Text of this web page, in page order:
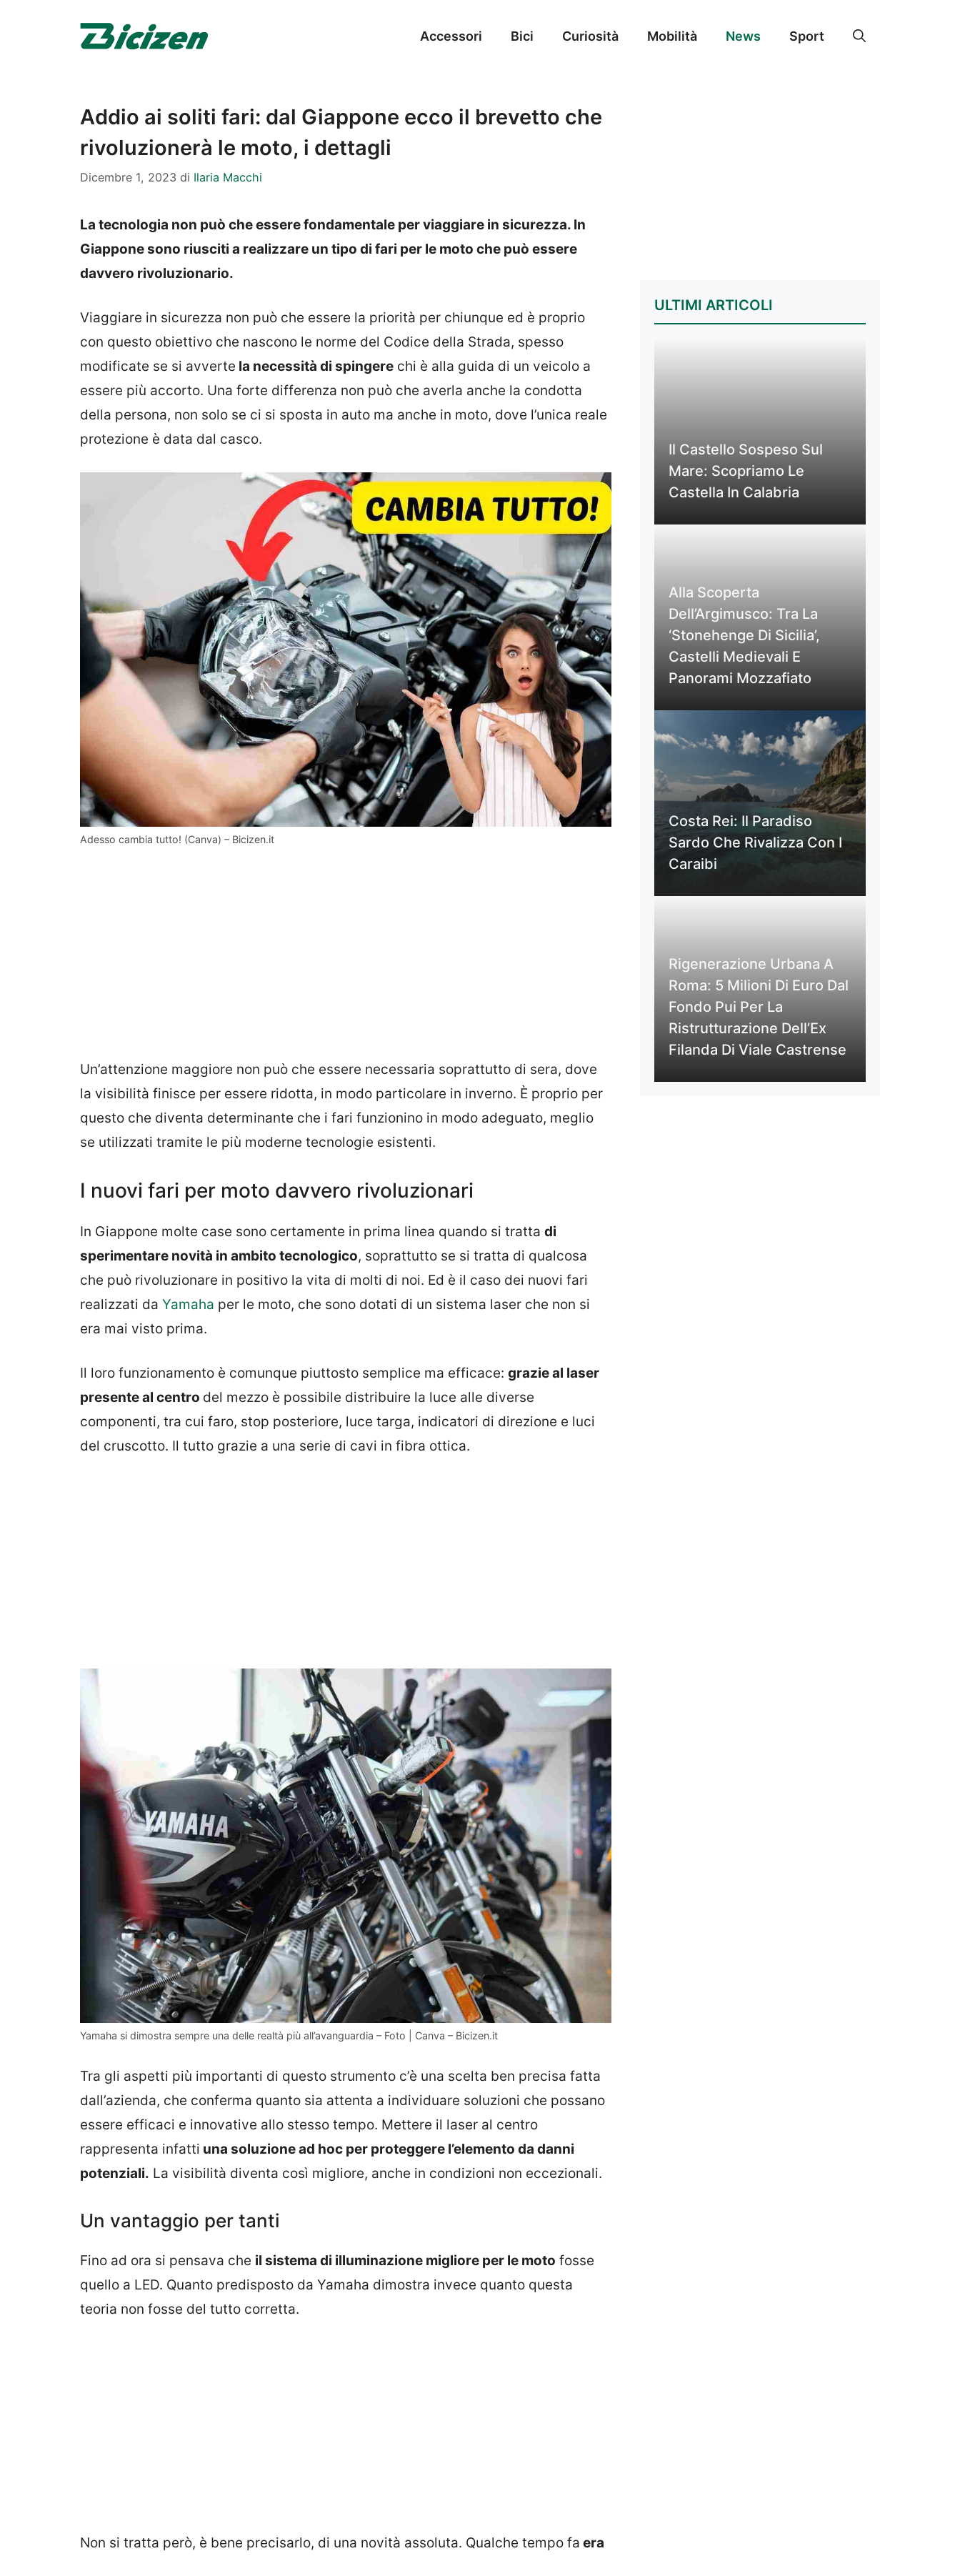
Accessori Bici Curiosità Mobilità News Sport
Addio ai soliti fari: dal Giappone ecco il brevetto che
rivoluzionerà le moto, i dettagli
Dicembre 1, 2023 di Ilaria Macchi
La tecnologia non può che essere fondamentale per viaggiare in sicurezza. In
Giappone sono riusciti a realizzare un tipo di fari per le moto che può essere
davvero rivoluzionario.
Viaggiare in sicurezza non può che essere la priorità per chiunque ed è proprio
con questo obiettivo che nascono le norme del Codice della Strada, spesso
modificate se si avverte la necessità di spingere chi è alla guida di un veicolo a
essere più accorto. Una forte differenza non può che averla anche la condotta
della persona, non solo se ci si sposta in auto ma anche in moto, dove l’unica reale
protezione è data dal casco.
Adesso cambia tutto! (Canva) – Bicizen.it
Un’attenzione maggiore non può che essere necessaria soprattutto di sera, dove
la visibilità finisce per essere ridotta, in modo particolare in inverno. È proprio per
questo che diventa determinante che i fari funzionino in modo adeguato, meglio
se utilizzati tramite le più moderne tecnologie esistenti.
I nuovi fari per moto davvero rivoluzionari
In Giappone molte case sono certamente in prima linea quando si tratta di
sperimentare novità in ambito tecnologico, soprattutto se si tratta di qualcosa
che può rivoluzionare in positivo la vita di molti di noi. Ed è il caso dei nuovi fari
realizzati da Yamaha per le moto, che sono dotati di un sistema laser che non si
era mai visto prima.
Il loro funzionamento è comunque piuttosto semplice ma efficace: grazie al laser
presente al centro del mezzo è possibile distribuire la luce alle diverse
componenti, tra cui faro, stop posteriore, luce targa, indicatori di direzione e luci
del cruscotto. Il tutto grazie a una serie di cavi in fibra ottica.
Yamaha si dimostra sempre una delle realtà più all’avanguardia – Foto | Canva – Bicizen.it
Tra gli aspetti più importanti di questo strumento c’è una scelta ben precisa fatta
dall’azienda, che conferma quanto sia attenta a individuare soluzioni che possano
essere efficaci e innovative allo stesso tempo. Mettere il laser al centro
rappresenta infatti una soluzione ad hoc per proteggere l’elemento da danni
potenziali. La visibilità diventa così migliore, anche in condizioni non eccezionali.
Un vantaggio per tanti
Fino ad ora si pensava che il sistema di illuminazione migliore per le moto fosse
quello a LED. Quanto predisposto da Yamaha dimostra invece quanto questa
teoria non fosse del tutto corretta.
Non si tratta però, è bene precisarlo, di una novità assoluta. Qualche tempo fa era
ULTIMI ARTICOLI
Il Castello Sospeso Sul
Mare: Scopriamo Le
Castella In Calabria
Alla Scoperta
Dell’Argimusco: Tra La
‘Stonehenge Di Sicilia’,
Castelli Medievali E
Panorami Mozzafiato
Costa Rei: Il Paradiso
Sardo Che Rivalizza Con I
Caraibi
Rigenerazione Urbana A
Roma: 5 Milioni Di Euro Dal
Fondo Pui Per La
Ristrutturazione Dell’Ex
Filanda Di Viale Castrense